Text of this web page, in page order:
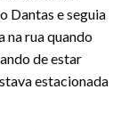
Dantas e seguia
na rua quando
de estar
estacionada